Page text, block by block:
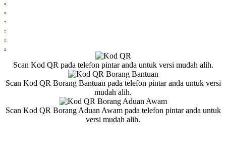
.
.
.
.
.
Scan Kod QR pada telefon pintar anda untuk versi mudah alih.
Scan Kod QR Borang Bantuan pada telefon pintar anda untuk versi
mudah alih.
Scan Kod QR Borang Aduan Awam pada telefon pintar anda untuk
versi mudah alih.